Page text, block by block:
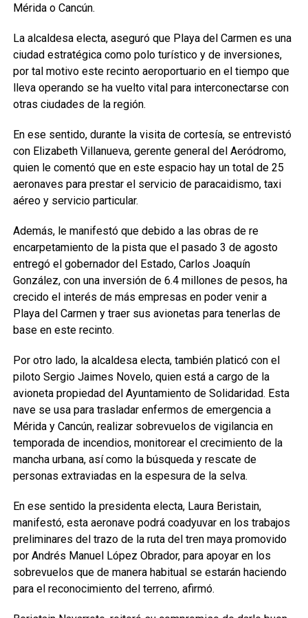
Mérida o Cancún.
La alcaldesa electa, aseguró que Playa del Carmen es una
ciudad estratégica como polo turístico y de inversiones,
por tal motivo este recinto aeroportuario en el tiempo que
lleva operando se ha vuelto vital para interconectarse con
otras ciudades de la región.
En ese sentido, durante la visita de cortesía, se entrevistó
con Elizabeth Villanueva, gerente general del Aeródromo,
quien le comentó que en este espacio hay un total de 25
aeronaves para prestar el servicio de paracaidismo, taxi
aéreo y servicio particular.
Además, le manifestó que debido a las obras de re
encarpetamiento de la pista que el pasado 3 de agosto
entregó el gobernador del Estado, Carlos Joaquín
González, con una inversión de 6.4 millones de pesos, ha
crecido el interés de más empresas en poder venir a
Playa del Carmen y traer sus avionetas para tenerlas de
base en este recinto.
Por otro lado, la alcaldesa electa, también platicó con el
piloto Sergio Jaimes Novelo, quien está a cargo de la
avioneta propiedad del Ayuntamiento de Solidaridad. Esta
nave se usa para trasladar enfermos de emergencia a
Mérida y Cancún, realizar sobrevuelos de vigilancia en
temporada de incendios, monitorear el crecimiento de la
mancha urbana, así como la búsqueda y rescate de
personas extraviadas en la espesura de la selva.
En ese sentido la presidenta electa, Laura Beristain,
manifestó, esta aeronave podrá coadyuvar en los trabajos
preliminares del trazo de la ruta del tren maya promovido
por Andrés Manuel López Obrador, para apoyar en los
sobrevuelos que de manera habitual se estarán haciendo
para el reconocimiento del terreno, afirmó.